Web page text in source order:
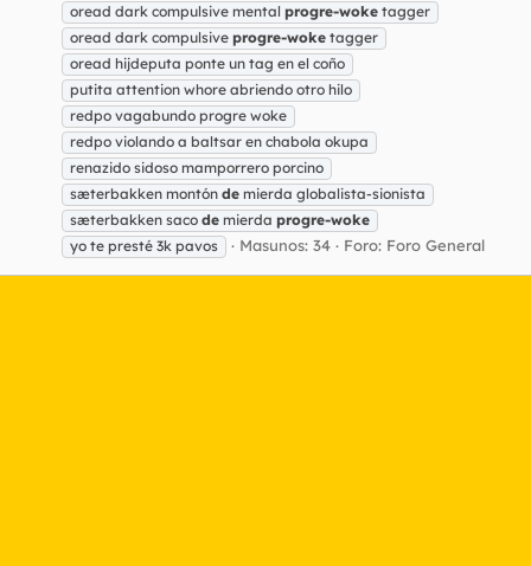
oread dark compulsive mental progre-woke tagger
oread dark compulsive progre-woke tagger
oread hijdeputa ponte un tag en el coño
putita attention whore abriendo otro hilo
redpo vagabundo progre woke
redpo violando a baltsar en chabola okupa
renazido sidoso mamporrero porcino
sæterbakken montón de mierda globalista-sionista
sæterbakken saco de mierda progre-woke
yo te presté 3k pavos
Masunos: 34 Foro: Foro General